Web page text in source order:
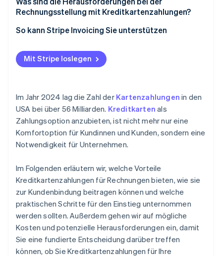
Rechnungsstellung mit Kreditkartenzahlungen?
So kann Stripe Invoicing Sie unterstützen
Mit Stripe loslegen
Im Jahr 2024 lag die Zahl der Kartenzahlungen in den
USA bei über 56 Milliarden. Kreditkarten als
Zahlungsoption anzubieten, ist nicht mehr nur eine
Komfortoption für Kundinnen und Kunden, sondern eine
Notwendigkeit für Unternehmen.
Im Folgenden erläutern wir, welche Vorteile
Kreditkartenzahlungen für Rechnungen bieten, wie sie
zur Kundenbindung beitragen können und welche
praktischen Schritte für den Einstieg unternommen
werden sollten. Außerdem gehen wir auf mögliche
Kosten und potenzielle Herausforderungen ein, damit
Sie eine fundierte Entscheidung darüber treffen
können, ob Sie Kreditkartenzahlungen für Ihre